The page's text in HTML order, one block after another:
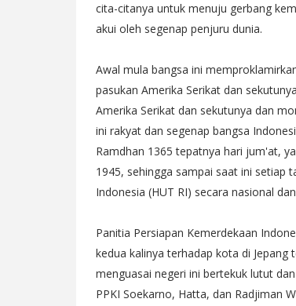
cita-citanya untuk menuju gerbang
akui oleh segenap penjuru dunia.
Awal mula bangsa ini
pasukan Amerika Serikat dan
Amerika Serikat dan sekutunya dan
ini rakyat dan segenap bangsa
Ramdhan 1365 tepatnya hari jum'at,
1945, sehingga sampai saat ini setiap
Indonesia (HUT RI) secara nasional
Panitia Persiapan Kemerdekaan
kedua kalinya terhadap kota di
menguasai negeri ini bertekuk lutut
PPKI Soekarno, Hatta, dan Radjiman